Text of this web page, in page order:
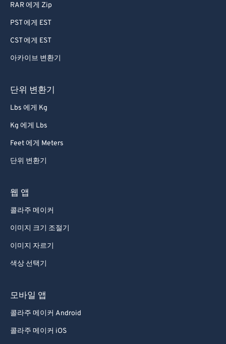
RAR 에게 Zip
PST 에게 EST
CST 에게 EST
아카이브 변환기
단위 변환기
Lbs 에게 Kg
Kg 에게 Lbs
Feet 에게 Meters
단위 변환기
웹 앱
콜라주 메이커
이미지 크기 조절기
이미지 자르기
색상 선택기
모바일 앱
콜라주 메이커 Android
콜라주 메이커 iOS